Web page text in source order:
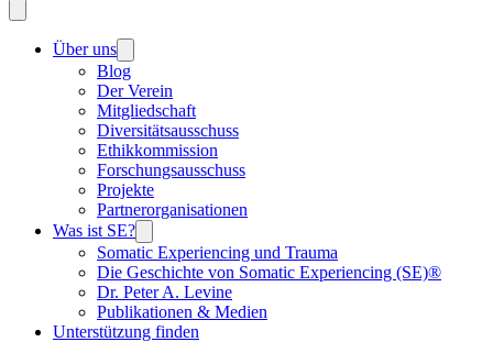
Über uns
Blog
Der Verein
Mitgliedschaft
Diversitätsausschuss
Ethikkommission
Forschungsausschuss
Projekte
Partnerorganisationen
Was ist SE?
Somatic Experiencing und Trauma
Die Geschichte von Somatic Experiencing (SE)®
Dr. Peter A. Levine
Publikationen & Medien
Unterstützung finden